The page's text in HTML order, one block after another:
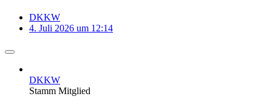
DKKW
4. Juli 2026 um 12:14
DKKW
Stamm Mitglied